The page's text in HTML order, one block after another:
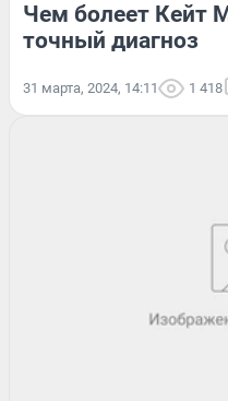
Чем болеет Кейт
точный диагноз
31 марта, 2024, 14:11 1 418